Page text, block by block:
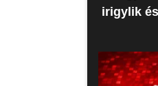
irigylik